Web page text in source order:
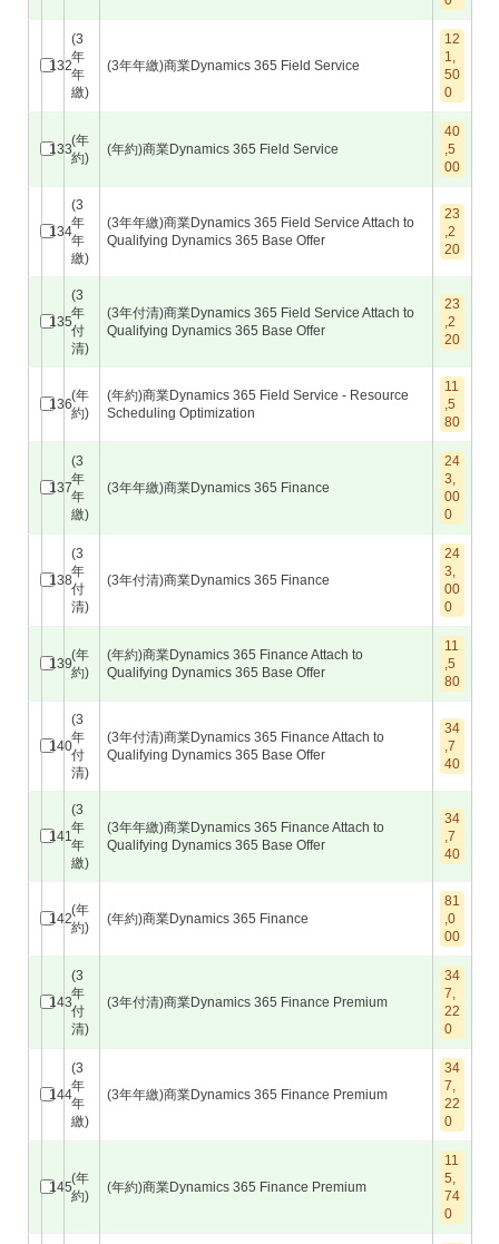
132
(3
年
年
繳)
(3年年繳)商業Dynamics 365 Field Service
12
1,
50
0
133
(年
約)
(年約)商業Dynamics 365 Field Service
40
,5
00
134
(3
年
年
繳)
(3年年繳)商業Dynamics 365 Field Service Attach to
Qualifying Dynamics 365 Base Offer
23
,2
20
135
(3
年
付
清)
(3年付清)商業Dynamics 365 Field Service Attach to
Qualifying Dynamics 365 Base Offer
23
,2
20
136
(年
約)
(年約)商業Dynamics 365 Field Service - Resource
Scheduling Optimization
11
,5
80
137
(3
年
年
繳)
(3年年繳)商業Dynamics 365 Finance
24
3,
00
0
138
(3
年
付
清)
(3年付清)商業Dynamics 365 Finance
24
3,
00
0
139
(年
約)
(年約)商業Dynamics 365 Finance Attach to
Qualifying Dynamics 365 Base Offer
11
,5
80
140
(3
年
付
清)
(3年付清)商業Dynamics 365 Finance Attach to
Qualifying Dynamics 365 Base Offer
34
,7
40
141
(3
年
年
繳)
(3年年繳)商業Dynamics 365 Finance Attach to
Qualifying Dynamics 365 Base Offer
34
,7
40
142
(年
約)
(年約)商業Dynamics 365 Finance
81
,0
00
143
(3
年
付
清)
(3年付清)商業Dynamics 365 Finance Premium
34
7,
22
0
144
(3
年
年
繳)
(3年年繳)商業Dynamics 365 Finance Premium
34
7,
22
0
145
(年
約)
(年約)商業Dynamics 365 Finance Premium
11
5,
74
0